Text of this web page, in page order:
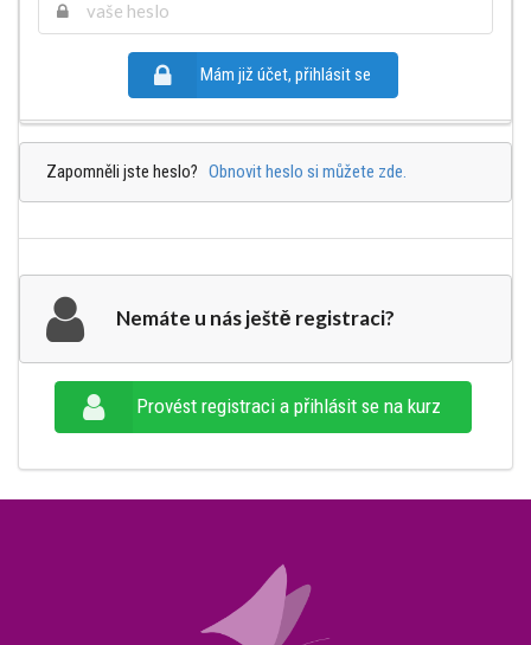
Mám již účet, přihlásit se
Zapomněli jste heslo? Obnovit heslo si můžete zde.
Nemáte u nás ještě registraci?
Provést registraci a přihlásit se na kurz